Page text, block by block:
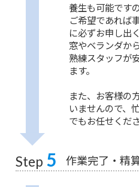
養生も可能です
ご希望であれば
に必ずお申し出
窓やベランダか
熟練スタッフが
ます。
また、お客様の
いませんので、
でもお任せくだ
Step 5 作業完了・精